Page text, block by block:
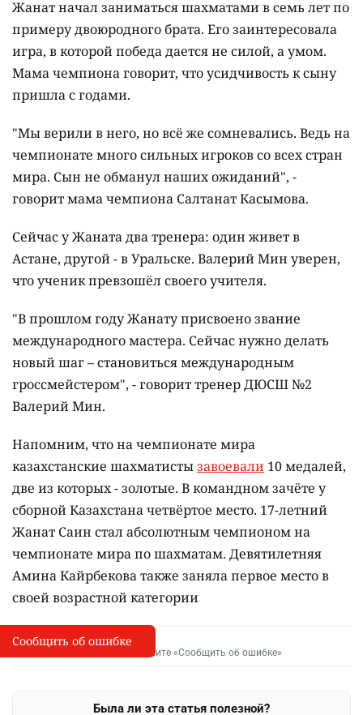
Жанат начал заниматься шахматами в семь лет по
примеру двоюродного брата. Его заинтересовала
игра, в которой победа дается не силой, а умом.
Мама чемпиона говорит, что усидчивость к сыну
пришла с годами.
"Мы верили в него, но всё же сомневались. Ведь на
чемпионате много сильных игроков со всех стран
мира. Сын не обманул наших ожиданий", -
говорит мама чемпиона Салтанат Касымова.
Сейчас у Жаната два тренера: один живет в
Астане, другой - в Уральске. Валерий Мин уверен,
что ученик превзошёл своего учителя.
"В прошлом году Жанату присвоено звание
международного мастера. Сейчас нужно делать
новый шаг – становиться международным
гроссмейстером", - говорит тренер ДЮСШ №2
Валерий Мин.
Напомним, что на чемпионате мира
казахстанские шахматистызавоевали 10 медалей,
две из которых - золотые. В командном зачёте у
сборной Казахстана четвёртое место. 17-летний
Жанат Саин стал абсолютным чемпионом на
чемпионате мира по шахматам. Девятилетняя
Амина Кайрбекова также заняла первое место в
своей возрастной категории
I
Сообщить об опечатке
Выделите фрагмент и нажмите «Сообщить об ошибке»
Была ли эта статья полезной?
Сообщить об ошибке